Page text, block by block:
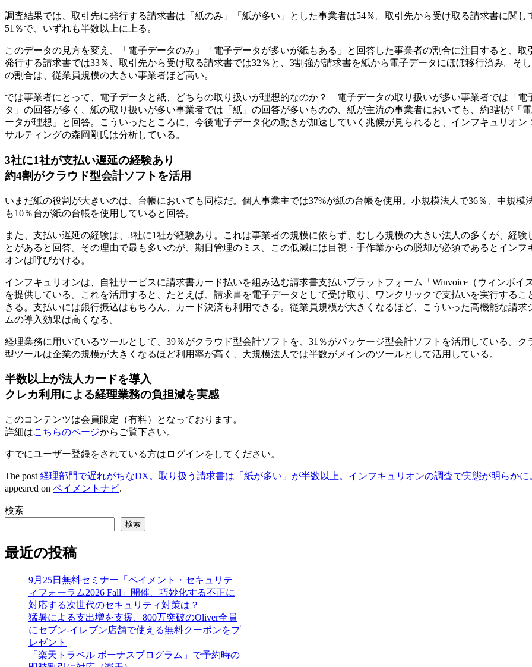
調査結果では、取引先に発行する請求書は「紙のみ」「紙が多い」とした事業者は54％。取引先から受け取る請求書に関し
51％で、いずれも半数以上に上る。
このデータの見方を変え、「電子データのみ」「電子データが多いが紙もある」と回答した事業者の割合に注目すると、取
発行する請求書では33％、取引先から受け取る請求書では32％と、3割強が請求書を紙から電子データにほぼ移行済み。そ
の割合は、従業員規模の大きい事業者ほど高い。
では事業者にとって、電子データと紙、どちらの取り扱いが理想的なのか？ 電子データの取り扱いが多い事業者では「電
タ」の回答が多く、紙の取り扱いが多い事業者では「紙」の回答が多いものの、紙が主流の事業者においても、約3割が「
ータが理想」と回答。こういったところに、今後電子データ化の動きが加速していく兆候が見られると、インフキュリオン
サルティングの森岡剛氏は分析している。
3社に1社が支払い遅延の経験あり
約4割がクラウド型会計ソフトを活用
いまだ紙の役割が大きいのは、台帳においても同様だ。個人事業主では37%が紙の台帳を使用。小規模法人で36％、中規模
も10％台が紙の台帳を使用していると回答。
また、支払い遅延の経験は、3社に1社が経験あり。これは事業者の規模に依らず、むしろ規模の大きい法人の多くが、経験
とがあると回答。その理由で最も多いのが、期日管理のミス。この低減には目視・手作業からの脱却が必須であるとインフ
オンは呼びかける。
インフキュリオンは、自社サービスに請求書カード払いを組み込む請求書支払いプラットフォーム「Winvoice（ウィンボイス
を提供している。これを活用すると、たとえば、請求書を電子データとして受け取り、ワンクリックで支払いを実行するこ
きる。支払いには銀行振込はもちろん、カード決済も利用できる。従業員規模が大きくなるほど、こういった高機能な請求
ムの導入効果は高くなる。
経理業務に用いているツールとして、39％がクラウド型会計ソフトを、31％がパッケージ型会計ソフトを活用している。ク
型ツールは企業の規模が大きくなるほど利用率が高く、大規模法人では半数がメインのツールとして活用している。
半数以上が法人カードを導入
クレカ利用による経理業務の負担減を実感
このコンテンツは会員限定（有料）となっております。
詳細はこちらのページからご覧下さい。
すでにユーザー登録をされている方は ログインをしてください。
The post 経理部門で遅れがちなDX。取り扱う請求書は「紙が多い」が半数以上。インフキュリオンの調査で実態が明らかに
appeared on ペイメントナビ.
検索
検索
最近の投稿
9月25日無料セミナー「ペイメント・セキュリテ
ィフォーラム2026 Fall」開催、巧妙化する不正に
対応する次世代のセキュリティ対策は？
猛暑による支出増を支援、800万突破のOliver全員
にセブン‐イレブン店舗で使える無料クーポンをプ
レゼント
「楽天トラベル ボーナスプログラム」で予約時の